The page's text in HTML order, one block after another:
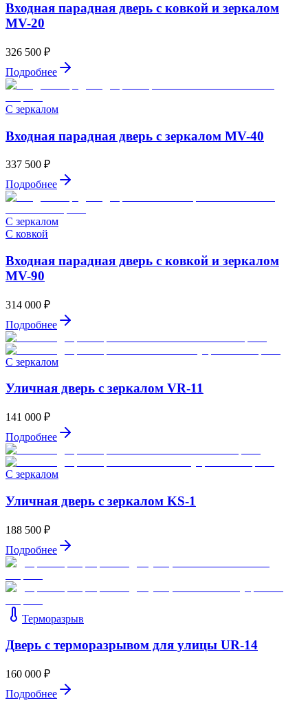
Входная парадная дверь с ковкой и зеркалом
MV-20
326 500 ₽
Подробнее
С зеркалом
Входная парадная дверь с зеркалом MV-40
337 500 ₽
Подробнее
С зеркалом
С ковкой
Входная парадная дверь с ковкой и зеркалом
MV-90
314 000 ₽
Подробнее
С зеркалом
Уличная дверь с зеркалом VR-11
141 000 ₽
Подробнее
С зеркалом
Уличная дверь с зеркалом KS-1
188 500 ₽
Подробнее
Терморазрыв
Дверь с терморазрывом для улицы UR-14
160 000 ₽
Подробнее